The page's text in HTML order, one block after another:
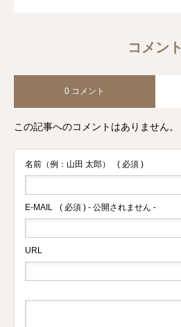
コメント
0 コメント
この記事へのコメントはありません。
名前（例：山田 太郎） ( 必須 )
E-MAIL ( 必須 ) - 公開されません -
URL